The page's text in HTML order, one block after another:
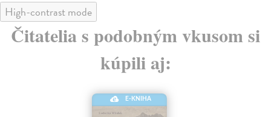
High-contrast mode
Čitatelia s podobným vkusom si
kúpili aj:
E-KNIHA